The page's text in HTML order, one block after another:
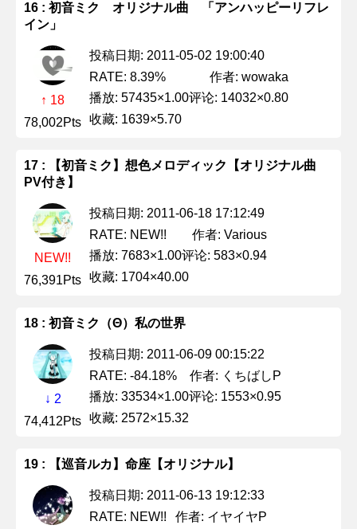
16 : 初音ミク オリジナル曲 「アンハッピーリフレ
イン」
↑ 18
78,002Pts
投稿日期: 2011-05-02 19:00:40
RATE: 8.39%
作者: wowaka
播放: 57435×1.00评论: 14032×0.80
收藏: 1639×5.70
17 : 【初音ミク】想色メロディック【オリジナル曲
PV付き】
NEW!!
76,391Pts
投稿日期: 2011-06-18 17:12:49
RATE: NEW!!
作者: Various
播放: 7683×1.00评论: 583×0.94
收藏: 1704×40.00
18 : 初音ミク（Θ）私の世界
↓ 2
74,412Pts
投稿日期: 2011-06-09 00:15:22
RATE: -84.18%
作者: くちばしP
播放: 33534×1.00评论: 1553×0.95
收藏: 2572×15.32
19 : 【巡音ルカ】命座【オリジナル】
投稿日期: 2011-06-13 19:12:33
RATE: NEW!!
作者: イヤイヤP